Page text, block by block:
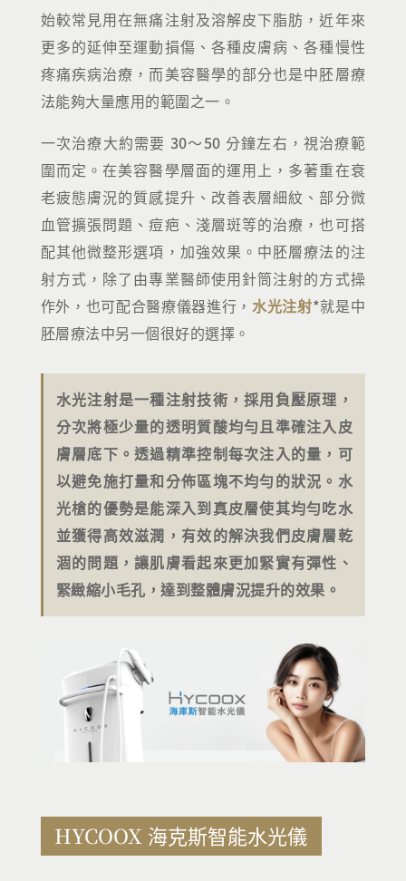
始較常見用在無痛注射及溶解皮下脂肪，近年來
更多的延伸至運動損傷、各種皮膚病、各種慢性
疼痛疾病治療，而美容醫學的部分也是中胚層療
法能夠大量應用的範圍之一。
一次治療大約需要 30～50 分鐘左右，視治療範
圍而定。在美容醫學層面的運用上，多著重在衰
老疲態膚況的質感提升、改善表層細紋、部分微
血管擴張問題、痘疤、淺層斑等的治療，也可搭
配其他微整形選項，加強效果。中胚層療法的注
射方式，除了由專業醫師使用針筒注射的方式操
作外，也可配合醫療儀器進行，水光注射*就是中
胚層療法中另一個很好的選擇。
水光注射是一種注射技術，採用負壓原理，
分次將極少量的透明質酸均勻且準確注入皮
膚層底下。透過精準控制每次注入的量，可
以避免施打量和分佈區塊不均勻的狀況。水
光槍的優勢是能深入到真皮層使其均勻吃水
並獲得高效滋潤，有效的解決我們皮膚層乾
涸的問題，讓肌膚看起來更加緊實有彈性、
緊緻縮小毛孔，達到整體膚況提升的效果。
HYCOOX 海克斯智能水光儀